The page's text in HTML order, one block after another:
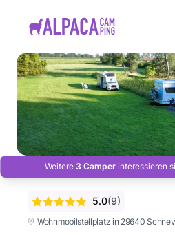
Weitere 3 Camper interessieren
Wohnmobilstellplatz in 29640
5.0(9)